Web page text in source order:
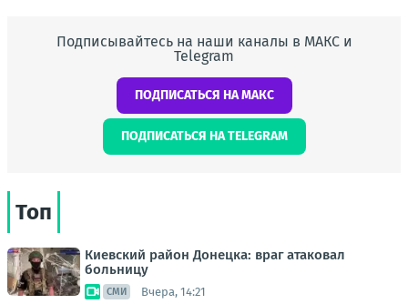
Подписывайтесь на наши каналы в МАКС и
Telegram
ПОДПИСАТЬСЯ НА МАКС
ПОДПИСАТЬСЯ НА TELEGRAM
Топ
Киевский район Донецка: враг атаковал
больницу
СМИ Вчера, 14:21